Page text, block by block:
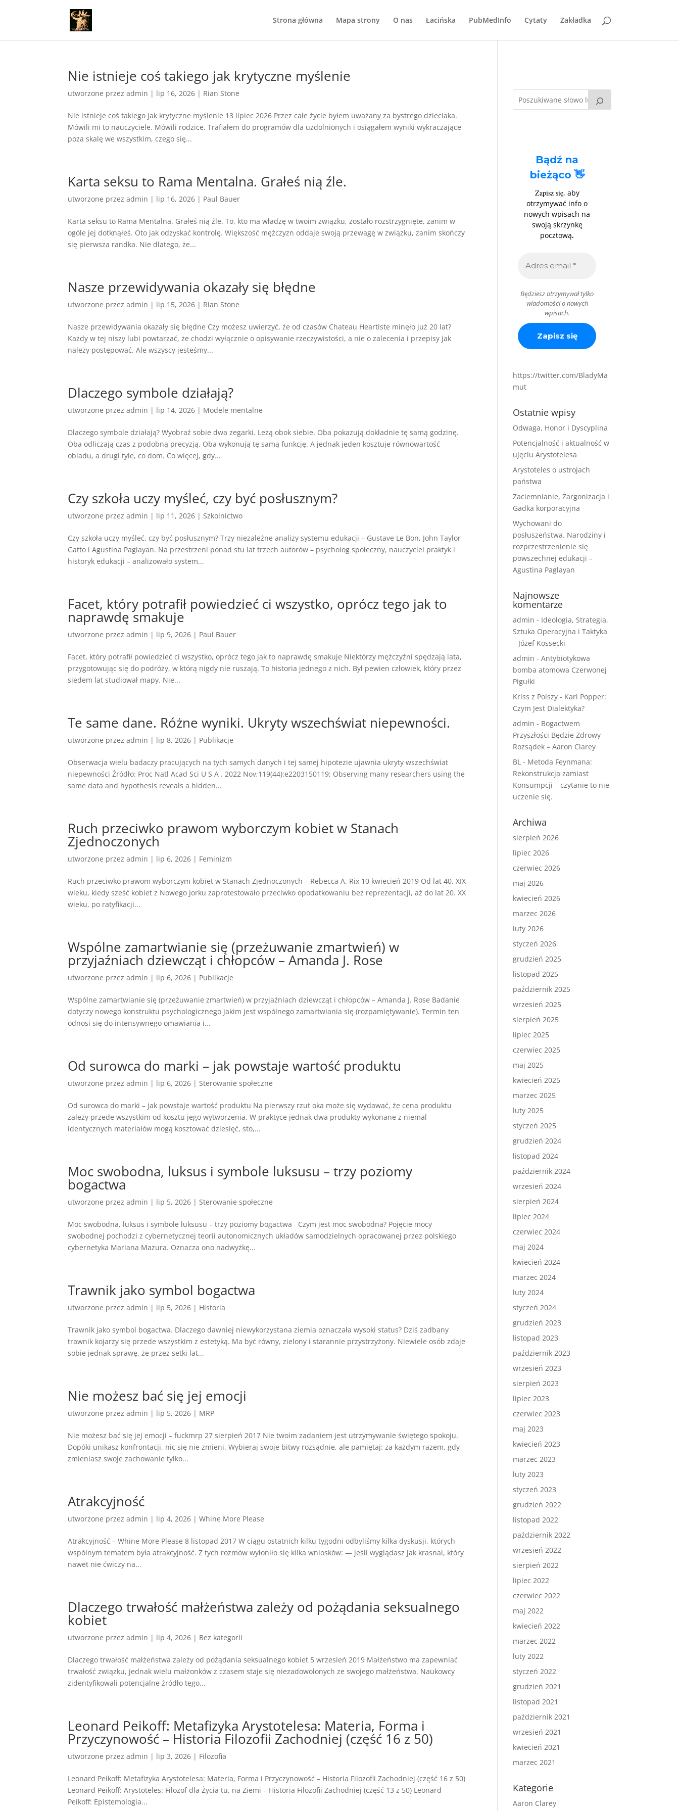
Strona główna Mapa strony O nas Łacińska PubMedInfo Cytaty Zakładka
Nie istnieje coś takiego jak krytyczne myślenie
utworzone przezadmin | lip 16, 2026 | Rian Stone
Nie istnieje coś takiego jak krytyczne myślenie 13 lipiec 2026 Przez całe życie byłem uważany za bystrego dzieciaka.
Mówili mi to nauczyciele. Mówili rodzice. Trafiałem do programów dla uzdolnionych i osiągałem wyniki wykraczające
poza skalę we wszystkim, czego się...
Karta seksu to Rama Mentalna. Grałeś nią źle.
utworzone przezadmin | lip 16, 2026 | Paul Bauer
Karta seksu to Rama Mentalna. Grałeś nią źle. To, kto ma władzę w twoim związku, zostało rozstrzygnięte, zanim w
ogóle jej dotknąłeś. Oto jak odzyskać kontrolę. Większość mężczyzn oddaje swoją przewagę w związku, zanim skończy
się pierwsza randka. Nie dlatego, że...
Nasze przewidywania okazały się błędne
utworzone przezadmin | lip 15, 2026 | Rian Stone
Nasze przewidywania okazały się błędne Czy możesz uwierzyć, że od czasów Chateau Heartiste minęło już 20 lat?
Każdy w tej niszy lubi powtarzać, że chodzi wyłącznie o opisywanie rzeczywistości, a nie o zalecenia i przepisy jak
należy postępować. Ale wszyscy jesteśmy...
Dlaczego symbole działają?
utworzone przezadmin | lip 14, 2026 | Modele mentalne
Dlaczego symbole działają? Wyobraź sobie dwa zegarki. Leżą obok siebie. Oba pokazują dokładnie tę samą godzinę.
Oba odliczają czas z podobną precyzją. Oba wykonują tę samą funkcję. A jednak jeden kosztuje równowartość
obiadu, a drugi tyle, co dom. Co więcej, gdy...
Czy szkoła uczy myśleć, czy być posłusznym?
utworzone przezadmin | lip 11, 2026 |Szkolnictwo
Czy szkoła uczy myśleć, czy być posłusznym? Trzy niezależne analizy systemu edukacji – Gustave Le Bon, John Taylor
Gatto i Agustina Paglayan. Na przestrzeni ponad stu lat trzech autorów – psycholog społeczny, nauczyciel praktyk i
historyk edukacji – analizowało system...
Facet, który potrafił powiedzieć ci wszystko, oprócz tego jak to
naprawdę smakuje
utworzone przezadmin | lip 9, 2026 | Paul Bauer
Facet, który potrafił powiedzieć ci wszystko, oprócz tego jak to naprawdę smakuje Niektórzy mężczyźni spędzają lata,
przygotowując się do podróży, w którą nigdy nie ruszają. To historia jednego z nich. Był pewien człowiek, który przez
siedem lat studiował mapy. Nie...
Te same dane. Różne wyniki. Ukryty wszechświat niepewności.
utworzone przezadmin | lip 8, 2026 | Publikacje
Obserwacja wielu badaczy pracujących na tych samych danych i tej samej hipotezie ujawnia ukryty wszechświat
niepewności Źródło: Proc Natl Acad Sci U S A . 2022 Nov;119(44):e2203150119; Observing many researchers using the
same data and hypothesis reveals a hidden...
Ruch przeciwko prawom wyborczym kobiet w Stanach
Zjednoczonych
utworzone przezadmin | lip 6, 2026 | Feminizm
Ruch przeciwko prawom wyborczym kobiet w Stanach Zjednoczonych – Rebecca A. Rix 10 kwiecień 2019 Od lat 40. XIX
wieku, kiedy sześć kobiet z Nowego Jorku zaprotestowało przeciwko opodatkowaniu bez reprezentacji, aż do lat 20. XX
wieku, po ratyfikacji...
Wspólne zamartwianie się (przeżuwanie zmartwień) w
przyjaźniach dziewcząt i chłopców – Amanda J. Rose
utworzone przezadmin | lip 6, 2026 | Publikacje
Wspólne zamartwianie się (przeżuwanie zmartwień) w przyjaźniach dziewcząt i chłopców – Amanda J. Rose Badanie
dotyczy nowego konstruktu psychologicznego jakim jest wspólnego zamartwiania się (rozpamiętywanie). Termin ten
odnosi się do intensywnego omawiania i...
Od surowca do marki – jak powstaje wartość produktu
utworzone przezadmin | lip 6, 2026 |Sterowanie społeczne
Od surowca do marki – jak powstaje wartość produktu Na pierwszy rzut oka może się wydawać, że cena produktu
zależy przede wszystkim od kosztu jego wytworzenia. W praktyce jednak dwa produkty wykonane z niemal
identycznych materiałów mogą kosztować dziesięć, sto,...
Moc swobodna, luksus i symbole luksusu – trzy poziomy
bogactwa
utworzone przezadmin | lip 5, 2026 |Sterowanie społeczne
Moc swobodna, luksus i symbole luksusu – trzy poziomy bogactwa Czym jest moc swobodna? Pojęcie mocy
swobodnej pochodzi z cybernetycznej teorii autonomicznych układów samodzielnych opracowanej przez polskiego
cybernetyka Mariana Mazura. Oznacza ono nadwyżkę...
Trawnik jako symbol bogactwa
utworzone przezadmin | lip 5, 2026 | Historia
Trawnik jako symbol bogactwa. Dlaczego dawniej niewykorzystana ziemia oznaczała wysoki status? Dziś zadbany
trawnik kojarzy się przede wszystkim z estetyką. Ma być równy, zielony i starannie przystrzyżony. Niewiele osób zdaje
sobie jednak sprawę, że przez setki lat...
Nie możesz bać się jej emocji
utworzone przezadmin | lip 5, 2026 | MRP
Nie możesz bać się jej emocji – fuckmrp 27 sierpień 2017 Nie twoim zadaniem jest utrzymywanie świętego spokoju.
Dopóki unikasz konfrontacji, nic się nie zmieni. Wybieraj swoje bitwy rozsądnie, ale pamiętaj: za każdym razem, gdy
zmieniasz swoje zachowanie tylko...
Atrakcyjność
utworzone przezadmin | lip 4, 2026 |Whine More Please
Atrakcyjność – Whine More Please 8 listopad 2017 W ciągu ostatnich kilku tygodni odbyliśmy kilka dyskusji, których
wspólnym tematem była atrakcyjność. Z tych rozmów wyłoniło się kilka wniosków: — jeśli wyglądasz jak krasnal, który
nawet nie ćwiczy na...
Dlaczego trwałość małżeństwa zależy od pożądania seksualnego
kobiet
utworzone przezadmin | lip 4, 2026 | Bez kategorii
Dlaczego trwałość małżeństwa zależy od pożądania seksualnego kobiet 5 wrzesień 2019 Małżeństwo ma zapewniać
trwałość związku, jednak wielu małżonków z czasem staje się niezadowolonych ze swojego małżeństwa. Naukowcy
zidentyfikowali potencjalne źródło tego...
Leonard Peikoff: Metafizyka Arystotelesa: Materia, Forma i
Przyczynowość – Historia Filozofii Zachodniej (część 16 z 50)
utworzone przezadmin | lip 3, 2026 | Filozofia
Leonard Peikoff: Metafizyka Arystotelesa: Materia, Forma i Przyczynowość – Historia Filozofii Zachodniej (część 16 z 50)
Leonard Peikoff: Arystoteles: Filozof dla Życia tu, na Ziemi – Historia Filozofii Zachodniej (część 13 z 50) Leonard
Peikoff: Epistemologia...
Bądź na
bieżąco 👋
Zapisz się, aby
otrzymywać info o
nowych wpisach na
swoją skrzynkę
pocztową.
Będziesz otrzymywał tylko
wiadomości o nowych
wpisach.
https://twitter.com/BladyMa
mut
Ostatnie wpisy
Odwaga, Honor i Dyscyplina
Potencjalność i aktualność w
ujęciu Arystotelesa
Arystoteles o ustrojach
państwa
Zaciemnianie, Żargonizacja i
Gadka korporacyjna
Wychowani do
posłuszeństwa. Narodziny i
rozprzestrzenienie się
powszechnej edukacji –
Agustina Paglayan
Najnowsze
komentarze
admin - Ideologia, Strategia,
Sztuka Operacyjna i Taktyka
– Józef Kossecki
admin -Antybiotykowa
bomba atomowa Czerwonej
Pigułki
Kriss z Polszy - Karl Popper:
Czym Jest Dialektyka?
admin - Bogactwem
Przyszłości Będzie Zdrowy
Rozsądek – Aaron Clarey
BL - Metoda Feynmana:
Rekonstrukcja zamiast
Konsumpcji – czytanie to nie
uczenie się.
Archiwa
sierpień 2026
lipiec 2026
czerwiec 2026
maj 2026
kwiecień 2026
marzec 2026
luty 2026
styczeń 2026
grudzień 2025
listopad 2025
październik 2025
wrzesień 2025
sierpień 2025
lipiec 2025
czerwiec 2025
maj 2025
kwiecień 2025
marzec 2025
luty 2025
styczeń 2025
grudzień 2024
listopad 2024
październik 2024
wrzesień 2024
sierpień 2024
lipiec 2024
czerwiec 2024
maj 2024
kwiecień 2024
marzec 2024
luty 2024
styczeń 2024
grudzień 2023
listopad 2023
październik 2023
wrzesień 2023
sierpień 2023
lipiec 2023
czerwiec 2023
maj 2023
kwiecień 2023
marzec 2023
luty 2023
styczeń 2023
grudzień 2022
listopad 2022
październik 2022
wrzesień 2022
sierpień 2022
lipiec 2022
czerwiec 2022
maj 2022
kwiecień 2022
marzec 2022
luty 2022
styczeń 2022
grudzień 2021
listopad 2021
październik 2021
wrzesień 2021
kwiecień 2021
marzec 2021
Kategorie
Aaron Clarey